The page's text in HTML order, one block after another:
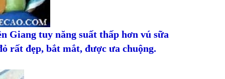
Giang tuy năng suất thấp hơn vú sữa
rất đẹp, bắt mắt, được ưa chuộng.